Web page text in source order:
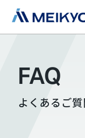
FAQ
よくあるご